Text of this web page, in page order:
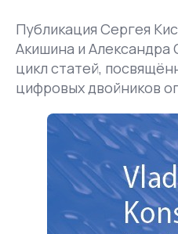
Публикация Сергея
Акишина и
цикл статей,
цифровых двойников